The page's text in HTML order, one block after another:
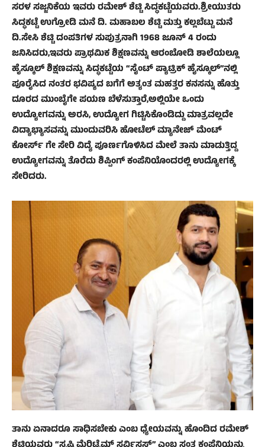
ಸರಳ ಸಜ್ಜನಿಕೆಯ ಇವರು ರಮೇಶ್ ಶೆಟ್ಟಿ ಸಿದ್ಧಕಟ್ಟೆಯವರು.ಶ್ರೀಯುತರು
ಸಿದ್ಧಕಟ್ಟೆ ಉಗ್ರೋಡಿ ಮನೆ ದಿ. ಮಹಾಬಲ ಶೆಟ್ಟಿ ಮತ್ತು ಕಲ್ಲಬೆಟ್ಟು ಮನೆ
ದಿ.ಸೇಸಿ ಶೆಟ್ಟಿ ದಂಪತಿಗಳ‌ ಸುಪುತ್ರನಾಗಿ 1968 ಜೂನ್ 4 ರಂದು
ಜನಿಸಿದರು,ಇವರು ಪ್ರಾಥಮಿಕ ಶಿಕ್ಷಣವನ್ನು ಆರಂಬೋಡಿ ಶಾಲೆಯಲ್ಲೂ
ಹೈಸ್ಕೂಲ್ ಶಿಕ್ಷಣವನ್ನು ಸಿದ್ಧಕಟ್ಟೆಯ “ಸೈಂಟ್ ಪ್ಯಾಟ್ರಿಕ್ ಹೈಸ್ಕೂಲ್”ನಲ್ಲಿ
ಪೂರೈಸಿದ ನಂತರ ಭವಿಷ್ಯದ ಬಗೆಗೆ ಅತ್ಯಂತ ಮಹತ್ತರ ಕನಸನ್ನು ಹೊತ್ತು
ದೂರದ ಮುಂಬೈಗೇ ಪಯಣ ಬೆಳೆಸುತ್ತಾರೆ,ಅಲ್ಲಿಯೇ ಒಂದು
ಉದ್ಯೋಗವನ್ನು ಅರಸಿ, ಉದ್ಯೋಗ ಗಿಟ್ಟಿಸಿಕೊಂಡಿದ್ದು ಮಾತ್ರವಲ್ಲದೇ
ವಿದ್ಯಾಭ್ಯಾಸವನ್ನು ಮುಂದುವರಿಸಿ ಹೋಟೆಲ್ ಮ್ಯಾನೇಜ್ ಮೆಂಟ್
ಕೋರ್ಸ್ ಗೇ ಸೇರಿ ವಿದ್ಯೆ ಪೂರ್ಣಗೊಳಿಸಿದ ಮೇಲೆ ತಾನು ಮಾಡುತ್ತಿದ್ದ
ಉದ್ಯೋಗವನ್ನು ತೊರೆದು ಶಿಪ್ಪಿಂಗ್ ಕಂಪೆನಿಯೊಂದರಲ್ಲಿ ಉದ್ಯೋಗಕ್ಕೆ
ಸೇರಿದರು.
ತಾನು ಏನಾದರೂ ಸಾಧಿಸಬೇಕು ಎಂಬ ಧ್ಯೇಯವನ್ನು ಹೊಂದಿದ ರಮೇಶ್